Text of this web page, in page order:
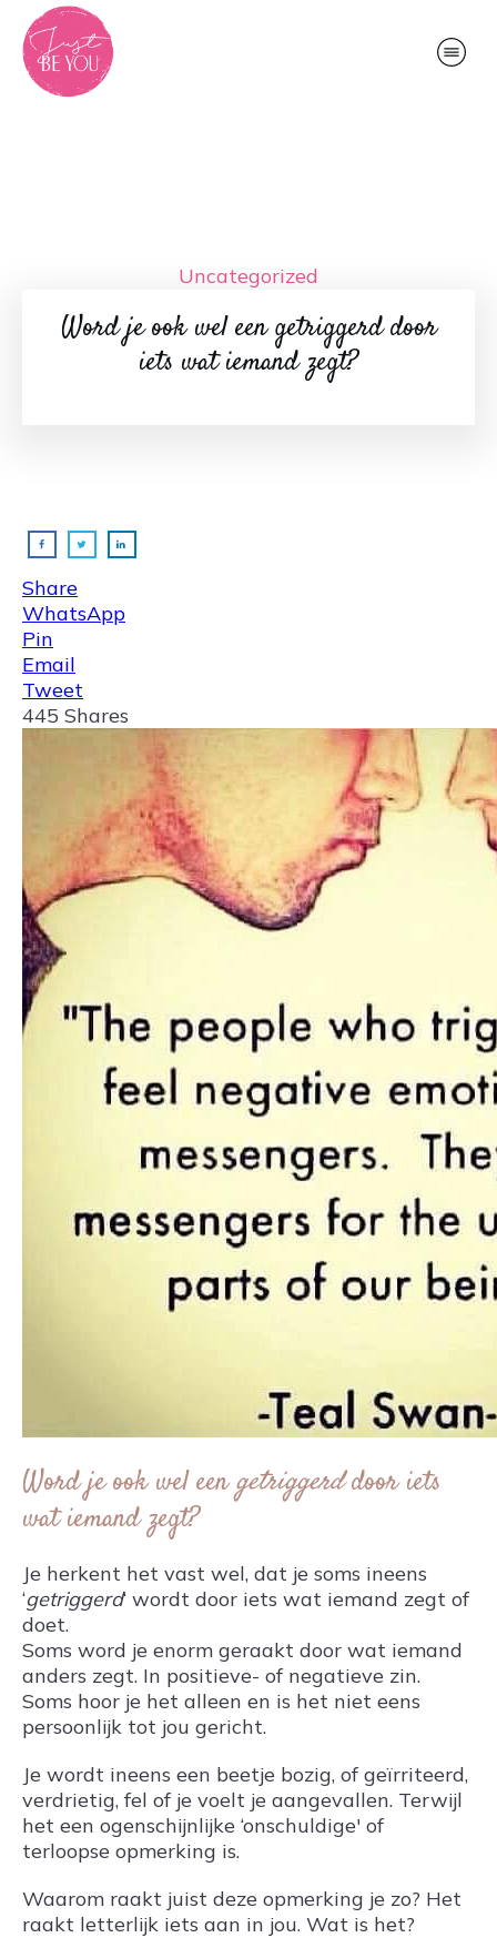
Uncategorized
Word je ook wel een getriggerd door
iets wat iemand zegt?
Share
WhatsApp
Pin
Email
Tweet
445 Shares
Word je ook wel eengetriggerddoor iets
wat iemand zegt?
Je herkent het vast wel, dat je soms ineens
‘getriggerd‘ wordt door iets wat iemand zegt of
doet.
Soms word je enorm geraakt door wat iemand
anders zegt. In positieve- of negatieve zin.
Soms hoor je het alleen en is het niet eens
persoonlijk tot jou gericht.
Je wordt ineens een beetje bozig, of geïrriteerd,
verdrietig, fel of je voelt je aangevallen. Terwijl
het een ogenschijnlijke ‘onschuldige' of
terloopse opmerking is.
Waarom raakt juist deze opmerking je zo? Het
raakt letterlijk iets aan in jou. Wat is het?